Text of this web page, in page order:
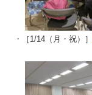
・［1/14（月・祝）］